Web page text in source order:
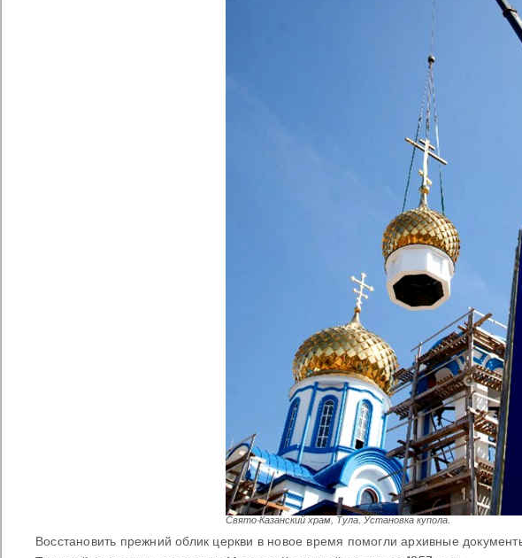
Свято-Казанский храм, Тула. Установка купола.
Восстановить прежний облик церкви в новое время помогли архивные